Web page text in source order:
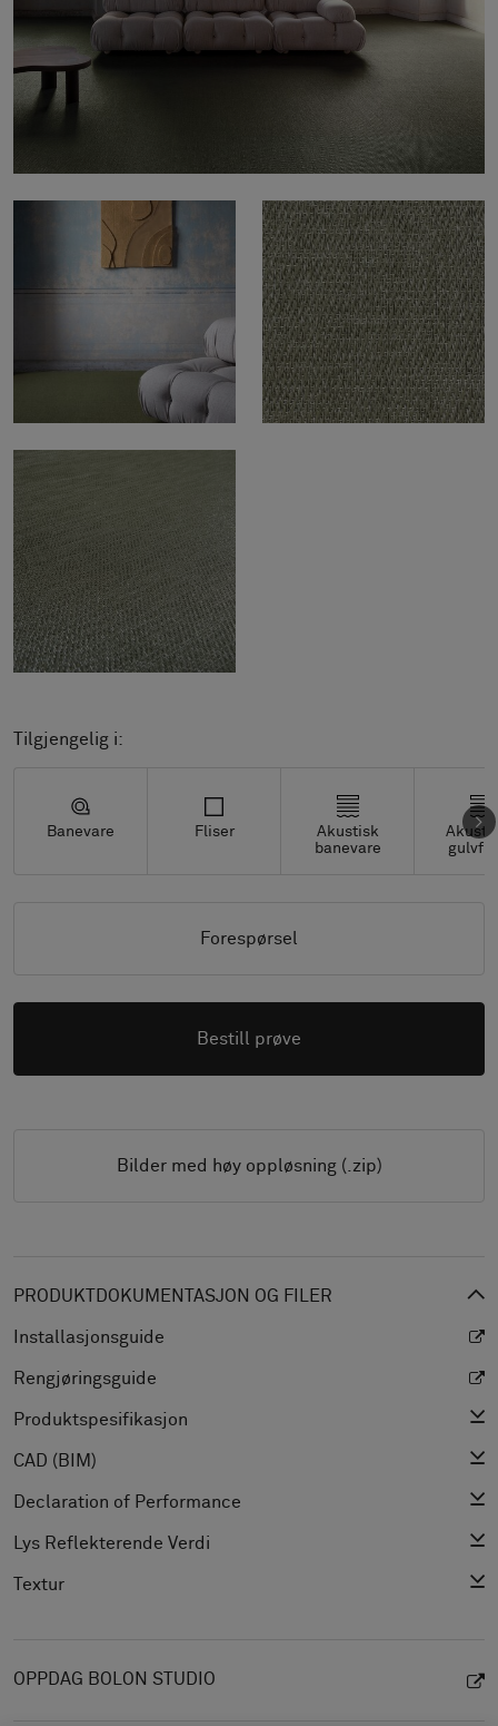
Tilgjengelig i:
Banevare Fliser
Akustisk
banevare
Forespørsel
Bestill prøve
Bilder med høy oppløsning (.zip)
PRODUKTDOKUMENTASJON OG FILER
Installasjonsguide
Rengjøringsguide
Produktspesifikasjon
CAD (BIM)
Declaration of Performance
Lys Reflekterende Verdi
Textur
OPPDAG BOLON STUDIO